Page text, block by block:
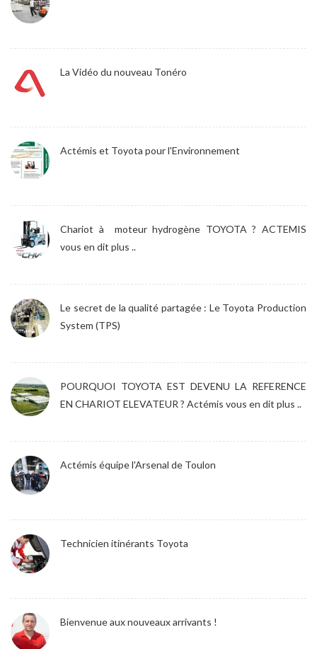
La Vidéo du nouveau Tonéro
Actémis et Toyota pour l'Environnement
Chariot à moteur hydrogène TOYOTA ? ACTEMIS
vous en dit plus ..
Le secret de la qualité partagée : Le Toyota Production
System (TPS)
POURQUOI TOYOTA EST DEVENU LA REFERENCE
EN CHARIOT ELEVATEUR ? Actémis vous en dit plus ..
Actémis équipe l'Arsenal de Toulon
Technicien itinérants Toyota
Bienvenue aux nouveaux arrivants !